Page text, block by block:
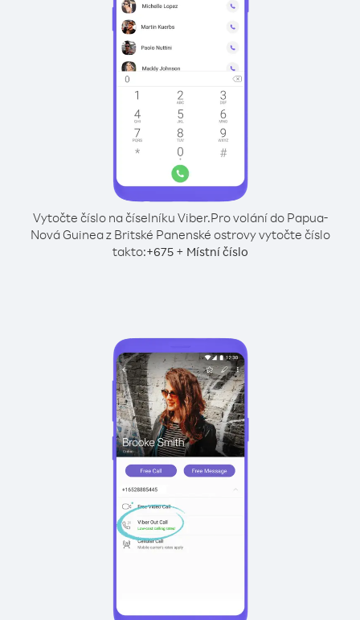
Vytočte číslo na číselníku Viber.Pro volání do Papua-
Nová Guinea z Britské Panenské ostrovy vytočte číslo
takto:+675+ Místní číslo